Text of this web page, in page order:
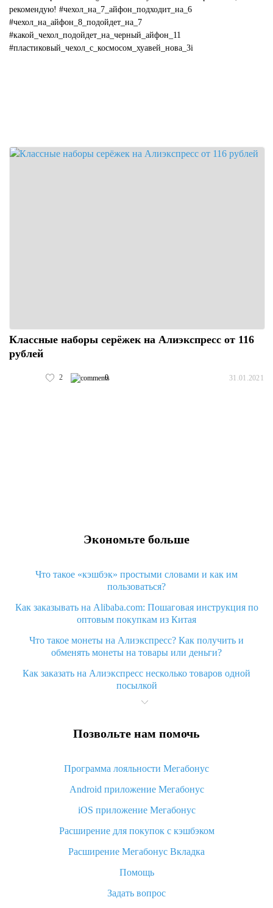
рекомендую! #чехол_на_7_айфон_подходит_на_6
#чехол_на_айфон_8_подойдет_на_7
#какой_чехол_подойдет_на_черный_айфон_11
#пластиковый_чехол_с_космосом_хуавей_нова_3i
Классные наборы серёжек на Алиэкспресс от 116
рублей
2 0 31.01.2021
Экономьте больше
Что такое «кэшбэк» простыми словами и как им
пользоваться?
Как заказывать на Alibaba.com: Пошаговая инструкция по
оптовым покупкам из Китая
Что такое монеты на Алиэкспресс? Как получить и
обменять монеты на товары или деньги?
Как заказать на Алиэкспресс несколько товаров одной
посылкой
Что значит статус «Заказ закрыт» на Алиэкспресс и что
Что делать, если Алиэкспресс просит ввести паспортные
Как узнать, куда пришла посылка с Алиэкспресс
Вы отменили заказ на Алиэкспресс, когда вернут деньги?
Что такое баллы на Алиэкспресс, как их получить и
«AliExpress Standard Shipping»: что это за метод доставки и
как его отслеживать
Как покупать оптом на Алиэкспресс
Что делать, если не пришел товар с Алиэкспресс
Позвольте нам помочь
Программа лояльности Мегабонус
Android приложение Мегабонус
iOS приложение Мегабонус
Расширение для покупок с кэшбэком
Расширение Мегабонус Вкладка
Помощь
Задать вопрос